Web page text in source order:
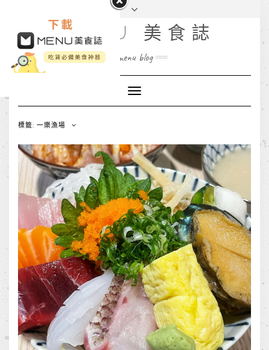
MENU 美食誌
menu blog
Toggle
Navigation
標籤: 一樂漁場